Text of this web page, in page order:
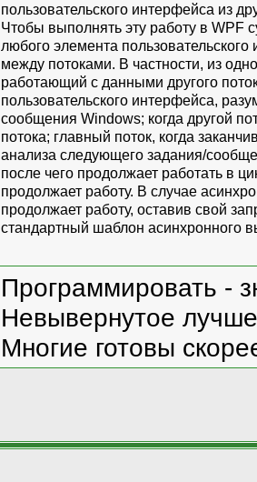
пользовательского интерфейса из
Чтобы выполнять эту работу в WPF
любого элемента
между потоками. В частности, из
работающий с данными другого
пользовательского интерфейса,
сообщения Windows; когда другой
потока; главный поток, когда
анализа следующего задания/
после чего продолжает работать в
продолжает работу. В случае
продолжает работу, оставив свой
стандартный шаблон асинхронного
Программировать -
Невывернутое
Многие готовы